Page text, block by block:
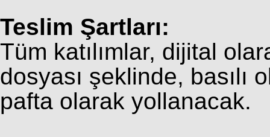
Teslim Şartları:
Tüm katılımlar, dijital
dosyası şeklinde, basılı
pafta olarak yollanacak.